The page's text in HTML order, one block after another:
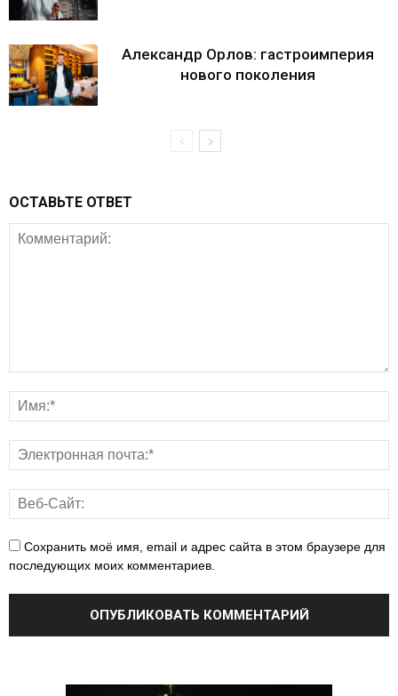
Александр Орлов: гастроимперия
нового поколения
ОСТАВЬТЕ ОТВЕТ
Сохранить моё имя, email и адрес сайта в этом браузере для
последующих моих комментариев.